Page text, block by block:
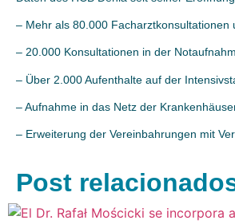
– Mehr als 80.000
– 20.000 Konsultationen in der
– Über 2.000 Aufenthalte auf der
– Aufnahme in das Netz der
– Erweiterung der Vereinbahrungen mit
Post